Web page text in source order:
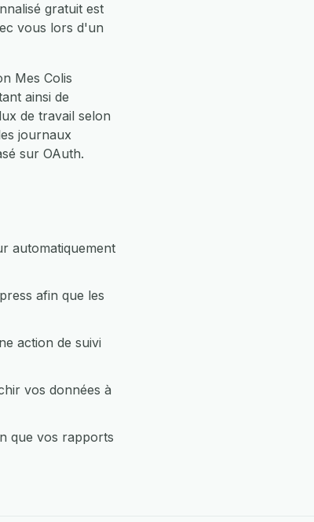
gratuit est
vous lors d'un
Mes Colis
ainsi de
de travail selon
journaux
sur OAuth.
automatiquement
afin que les
action de suivi
vos données à
que vos rapports